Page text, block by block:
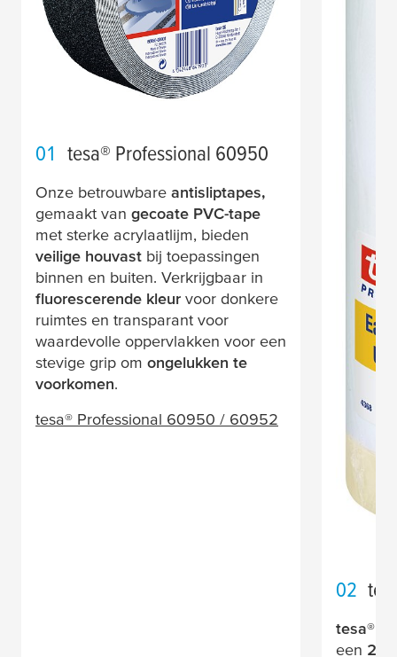
01 tesa® Professional 60950
Onze betrouwbare antisliptapes,
gemaakt van gecoate PVC-tape
met sterke acrylaatlijm, bieden
veilige houvast bij toepassingen
binnen en buiten. Verkrijgbaar in
fluorescerende kleur voor donkere
ruimtes en transparant voor
waardevolle oppervlakken voor een
stevige grip om ongelukken te
voorkomen.
tesa® Professional 60950 / 60952
02
tesa®
een 2-